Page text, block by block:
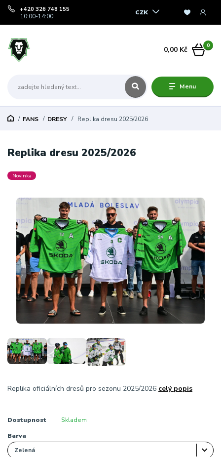
Menu
CZK
+420 326 748 155
10:00-14:00
0
0,00 Kč
FANS DRESY Replika dresu 2025/2026
Replika dresu 2025/2026
Novinka
Replika oficiálních dresů pro sezonu 2025/2026 celý popis
Dostupnost Skladem
Barva